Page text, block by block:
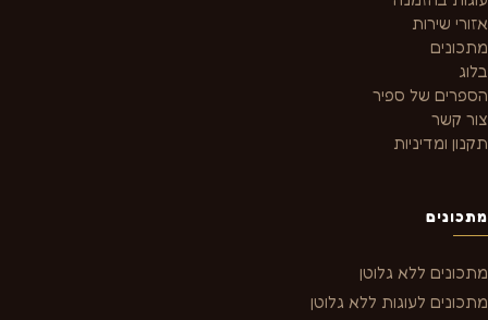
אזורי שירות
מתכונים
בלוג
הספרים של ספיר
צור קשר
תקנון ומדיניות
מתכונים
מתכונים ללא גלוטן
מתכונים לעוגות ללא גלוטן